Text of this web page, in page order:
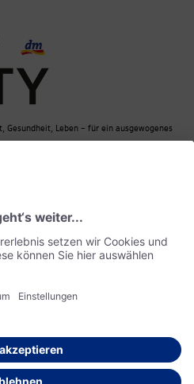
Gesundheit, Leben – für ein ausgewogenes